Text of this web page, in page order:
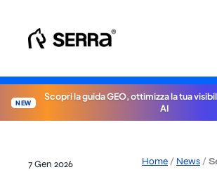
contenuto
NEW
Scopri la guida GEO, ottimizza la tua
AI
Home / News /
7 Gen 2026